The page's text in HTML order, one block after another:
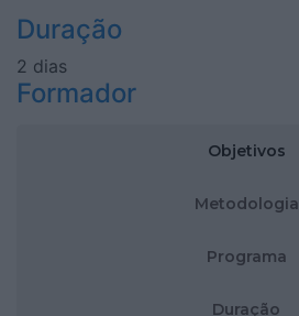
Duração
2 dias
Formador
Objetivos
Metodologia
Programa
Duração